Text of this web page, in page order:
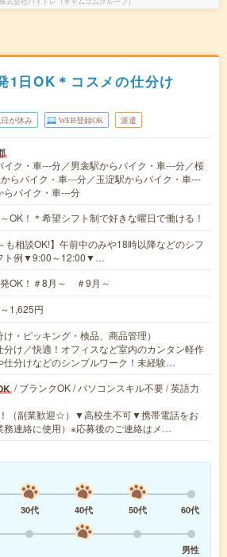
1日OK＊コスメの仕分け
が休み WEB登録OK 派遣
イク・車---分／男衾駅からバイク・車---分／桜
らバイク・車---分／玉淀駅からバイク・車---
らバイク・車---分
OK！＊希望シフト制で好きな曜日で働ける！
も相談OK!】午前中のみや18時以降などのシフ
ト例▼9:00～12:00▼…
OK！＃8月～ ＃9月～
1,625円
・ピッキング・検品、商品管理）
分け／快適！オフィスなど室内のカンタン軽作
仕分けなどのシンプルワーク！未経験…
/ ブランクOK / パソコンスキル不要 / 英語力
（副業歓迎☆）▼高校生不可▼携帯電話をお
務連絡に使用）※応募後のご連絡はメ…
30代 40代 50代
60代
男性